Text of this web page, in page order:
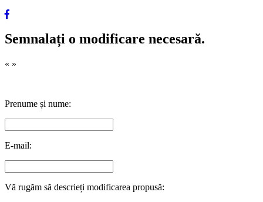
Semnalați o modificare necesară.
« »
Prenume și nume:
E-mail:
Vă rugăm să descrieți modificarea propusă: